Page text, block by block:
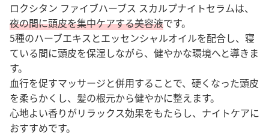
ロクシタン ファイブハーブス スカルプナイトセラムは、
夜の間に頭皮を集中ケアする美容液です。
5種のハーブエキスとエッセンシャルオイルを配合し、寝
ている間に頭皮を保湿しながら、健やかな環境へと導きま
す。
血行を促すマッサージと併用することで、硬くなった頭皮
を柔らかくし、髪の根元から健やかに整えます。
心地よい香りがリラックス効果をもたらし、ナイトケアに
おすすめです。